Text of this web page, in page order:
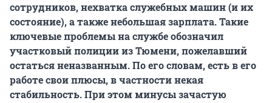
сотрудников, нехватка служебных машин (и их
состояние), а также небольшая зарплата. Такие
ключевые проблемы на службе обозначил
участковый полиции из Тюмени, пожелавший
остаться неназванным. По его словам, есть в его
работе свои плюсы, в частности некая
стабильность. При этом минусы зачастую